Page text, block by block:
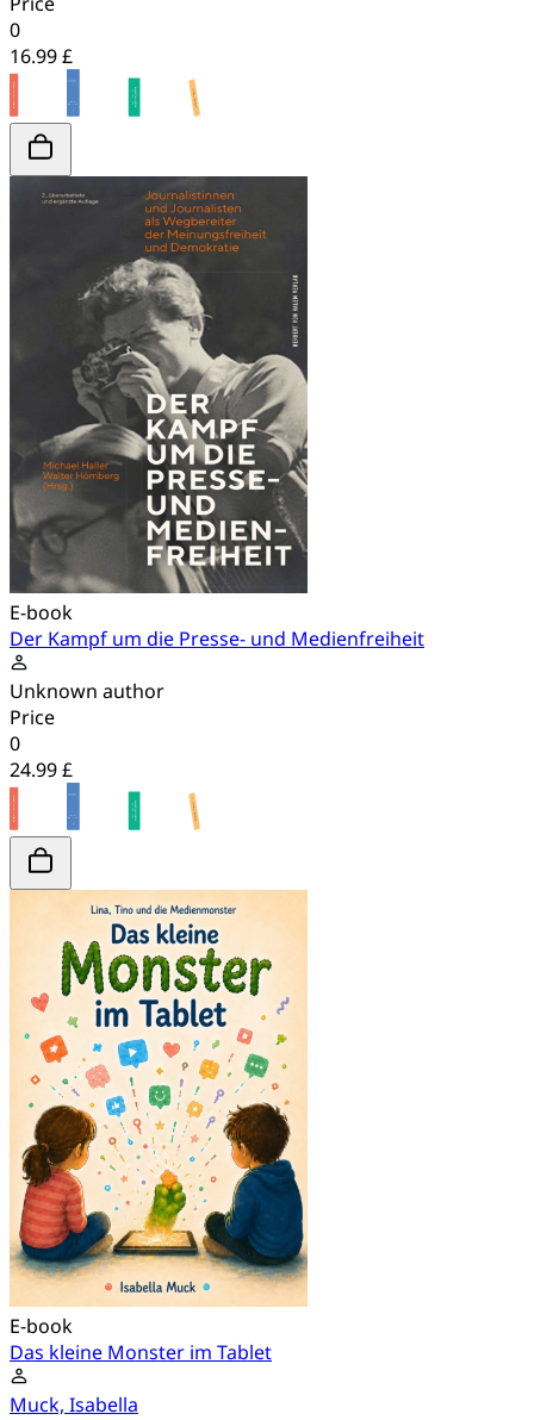
0
16.99 £
E-book
Der Kampf um die Presse- und Medienfreiheit
Unknown author
Price
0
24.99 £
E-book
Das kleine Monster im Tablet
Muck, Isabella